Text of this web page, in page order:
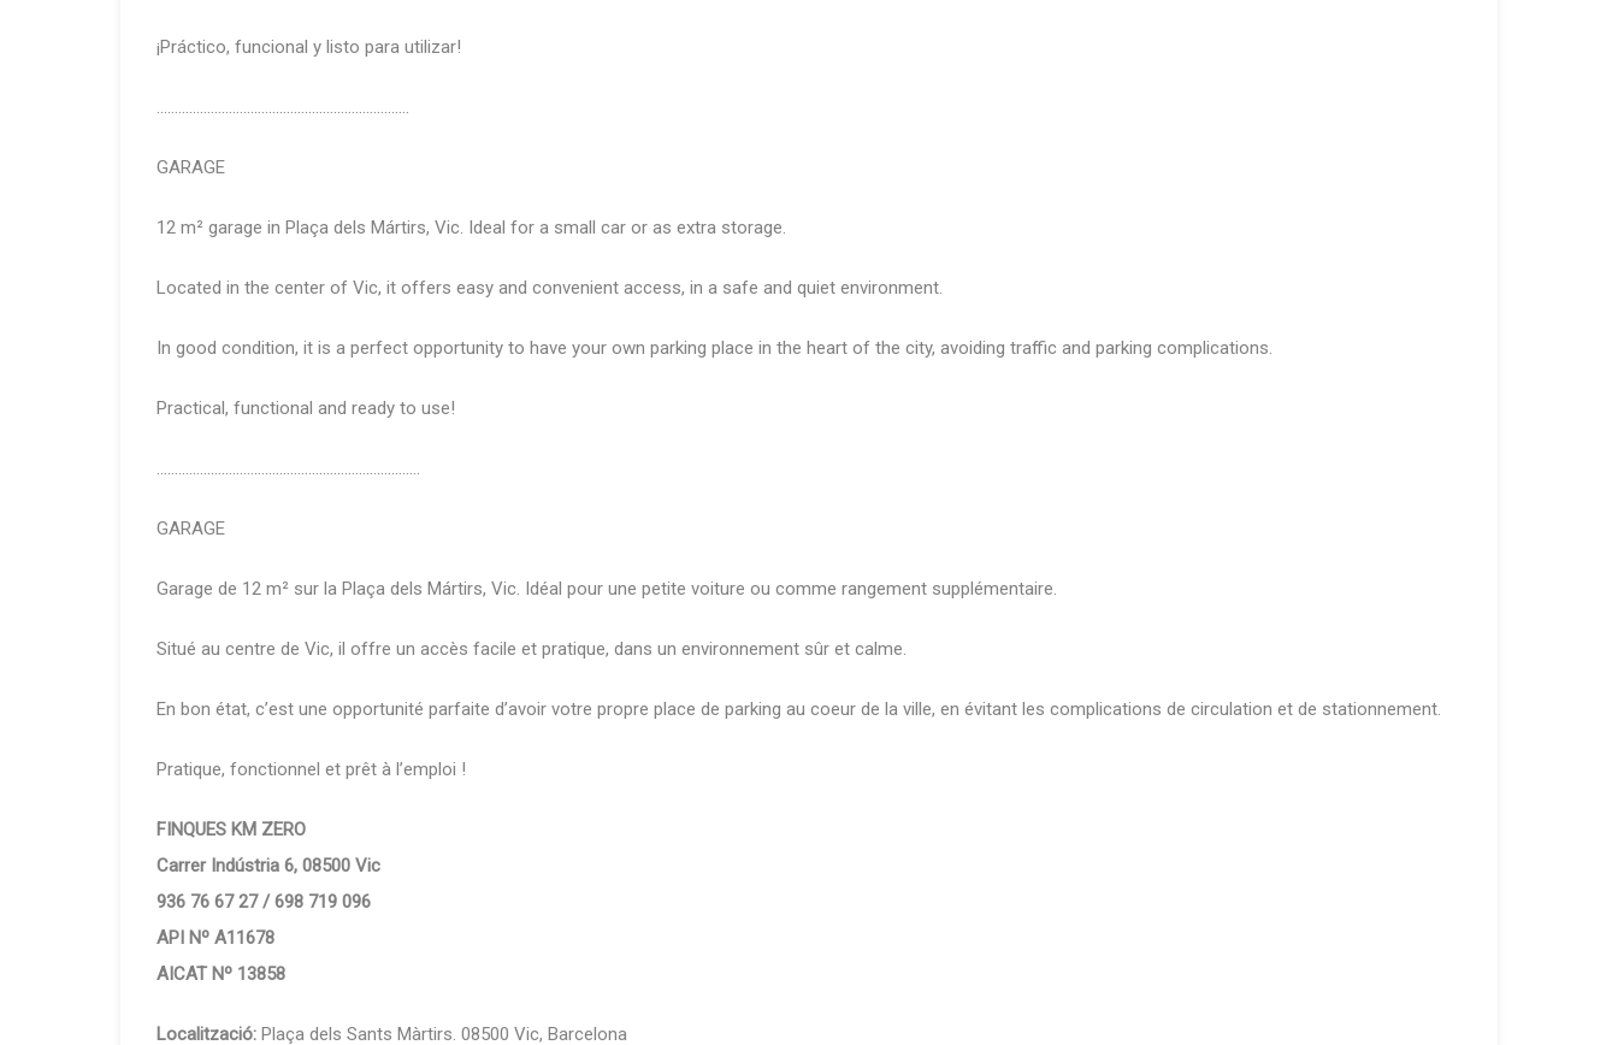
¡Práctico, funcional y listo para utilizar!
…………………………………………………………….
GARAGE
12 m² garage in Plaça dels Mártirs, Vic. Ideal for a small car or as extra storage.
Located in the center of Vic, it offers easy and convenient access, in a safe and quiet environment.
In good condition, it is a perfect opportunity to have your own parking place in the heart of the city, avoiding traffic and parking complications.
Practical, functional and ready to use!
……………………………………………………………….
GARAGE
Garage de 12 m² sur la Plaça dels Mártirs, Vic. Idéal pour une petite voiture ou comme rangement supplémentaire.
Situé au centre de Vic, il offre un accès facile et pratique, dans un environnement sûr et calme.
En bon état, c’est une opportunité parfaite d’avoir votre propre place de parking au coeur de la ville, en évitant les complications de circulation et de stationnement.
Pratique, fonctionnel et prêt à l’emploi !
FINQUES KM ZERO
Carrer Indústria 6, 08500 Vic
936 76 67 27 / 698 719 096
API Nº A11678
AICAT Nº 13858
Localització: Plaça dels Sants Màrtirs. 08500 Vic, Barcelona